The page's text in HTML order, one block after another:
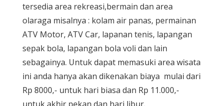
tersedia area rekreasi,bermain dan area
olaraga misalnya : kolam air panas, permainan
ATV Motor, ATV Car, lapanan tenis, lapangan
sepak bola, lapangan bola voli dan lain
sebagainya. Untuk dapat memasuki area wisata
ini anda hanya akan dikenakan biaya mulai dari
Rp 8000,- untuk hari biasa dan Rp 11.000,-